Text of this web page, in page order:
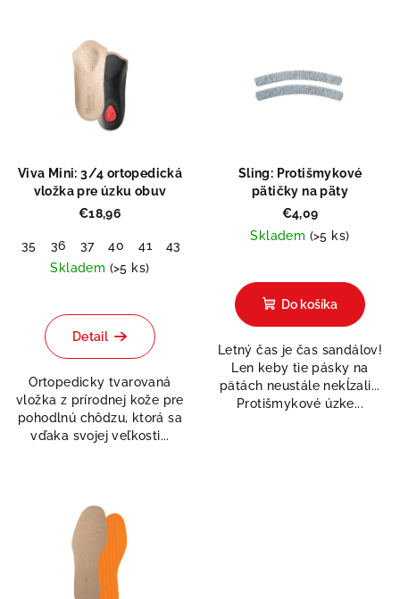
Viva Mini: 3/4 ortopedická
vložka pre úzku obuv
€18,96
35 36 37 40 41 43
Skladem (>5 ks)
hodnotenie
produktu
z
5
hviezdičiek.
Detail
Ortopedicky tvarovaná
vložka z prírodnej kože pre
pohodlnú chôdzu, ktorá sa
vďaka svojej veľkosti...
Sling: Protišmykové
pätičky na päty
€4,09
Skladem (>5 ks)
hodnotenie
produktu
z
5
hviezdičiek.
Do košíka
Letný čas je čas sandálov!
Len keby tie pásky na
pätách neustále nekĺzali...
Protišmykové úzke...